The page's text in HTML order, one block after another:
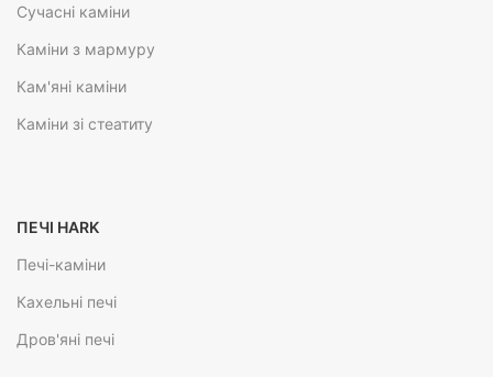
Сучасні каміни
Каміни з мармуру
Кам'яні каміни
Каміни зі стеатиту
ПЕЧІ HARK
Печі-каміни
Кахельні печі
Дров'яні печі